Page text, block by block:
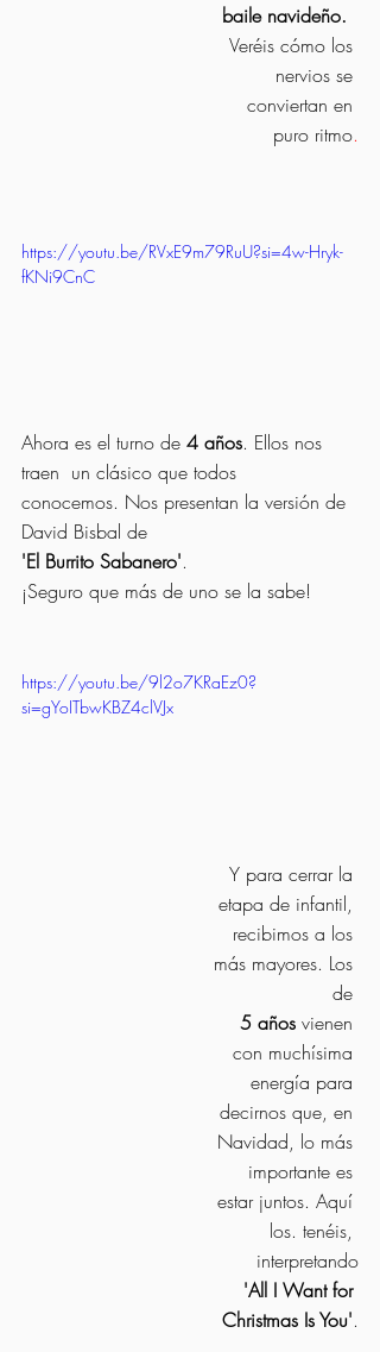
baile navideño.
Veréis cómo los
nervios se
conviertan en
puro ritmo.
https://youtu.be/RVxE9m79RuU?si=4w-Hryk-
fKNi9CnC
Ahora es el turno de 4 años. Ellos nos
traen  un clásico que todos
conocemos. Nos presentan la versión de
David Bisbal de
'El Burrito Sabanero'.
¡Seguro que más de uno se la sabe!
https://youtu.be/9l2o7KRaEz0?
si=gYoITbwKBZ4clVJx
Y para cerrar la
etapa de infantil,
recibimos a los
más mayores. Los
de
5 años vienen
con muchísima
energía para
decirnos que, en
Navidad, lo más
importante es
estar juntos. Aquí
los. tenéis,
interpretando
'All I Want for
Christmas Is You'.